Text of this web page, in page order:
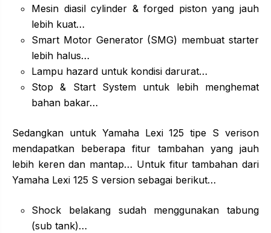
Mesin diasil cylinder & forged piston yang jauh
lebih kuat…
Smart Motor Generator (SMG) membuat starter
lebih halus…
Lampu hazard untuk kondisi darurat…
Stop & Start System untuk lebih menghemat
bahan bakar…
Sedangkan untuk Yamaha Lexi 125 tipe S verison
mendapatkan beberapa fitur tambahan yang jauh
lebih keren dan mantap… Untuk fitur tambahan dari
Yamaha Lexi 125 S version sebagai berikut…
Shock belakang sudah menggunakan tabung
(sub tank)…